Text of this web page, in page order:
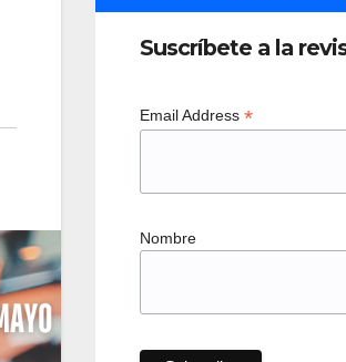
Suscríbete a la
Email Address *
Nombre